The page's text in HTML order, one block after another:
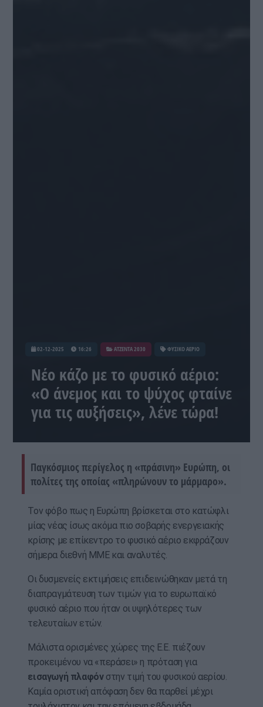
02-12-2025 16:26 ATZENTA 2030 ΦΥΣΙΚΟ ΑΕΡΙΟ
Νέο κάζο με το φυσικό αέριο:
«Ο άνεμος και το ψύχος φταίνε
για τις αυξήσεις», λένε τώρα!
Παγκόσμιος περίγελος η «πράσινη» Ευρώπη, οι
πολίτες της οποίας «πληρώνουν το μάρμαρο».
Τον φόβο πως η Ευρώπη βρίσκεται στο κατώφλι
μίας νέας ίσως ακόμα πιο σοβαρής ενεργειακής
κρίσης με επίκεντρο το φυσικό αέριο εκφράζουν
σήμερα διεθνή ΜΜΕ και αναλυτές.
Οι δυσμενείς εκτιμήσεις επιδεινώθηκαν μετά τη
διαπραγμάτευση των τιμών για το ευρωπαϊκό
φυσικό αέριο που ήταν οι υψηλότερες των
τελευταίων ετών.
Μάλιστα ορισμένες χώρες της Ε.Ε. πιέζουν
προκειμένου να «περάσει» η πρόταση για
εισαγωγή πλαφόν στην τιμή του φυσικού αερίου.
Καμία οριστική απόφαση δεν θα παρθεί μέχρι